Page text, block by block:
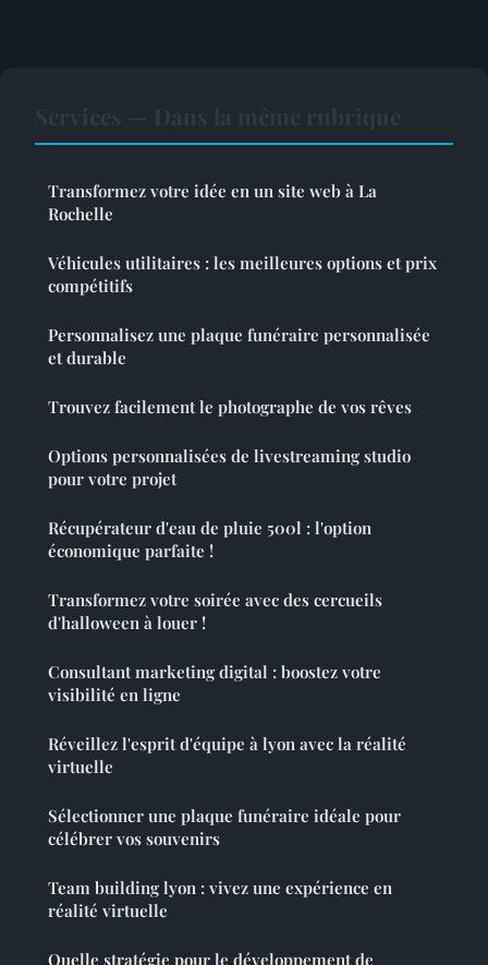
Transformez votre idée en un site web à La
Rochelle
Véhicules utilitaires : les meilleures options et prix
compétitifs
Personnalisez une plaque funéraire personnalisée
et durable
Trouvez facilement le photographe de vos rêves
Options personnalisées de livestreaming studio
pour votre projet
Récupérateur d'eau de pluie 500l : l'option
économique parfaite !
Transformez votre soirée avec des cercueils
d'halloween à louer !
Consultant marketing digital : boostez votre
visibilité en ligne
Réveillez l'esprit d'équipe à lyon avec la réalité
virtuelle
Sélectionner une plaque funéraire idéale pour
célébrer vos souvenirs
Team building lyon : vivez une expérience en
réalité virtuelle
Quelle stratégie pour le développement de